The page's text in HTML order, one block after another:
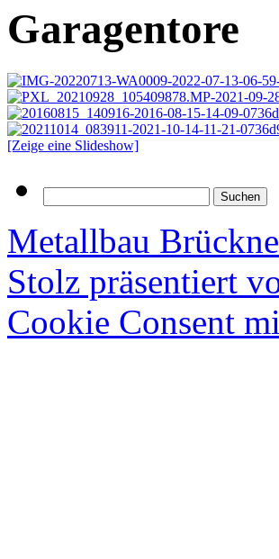
Garagentore
[Zeige eine Slideshow]
nach:
Metallbau
Stolz präsentiert
Cookie Consent